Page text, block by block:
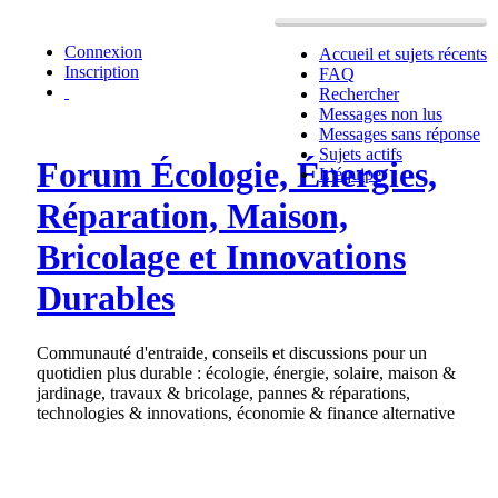
Accueil et sujets récents
FAQ
Rechercher
Messages non lus
Messages sans réponse
Sujets actifs
L’équipe
Connexion
Inscription
Forum Écologie, Énergies,
Réparation, Maison,
Bricolage et Innovations
Durables
Communauté d'entraide, conseils et discussions pour un
quotidien plus durable : écologie, énergie, solaire, maison &
jardinage, travaux & bricolage, pannes & réparations,
technologies & innovations, économie & finance alternative